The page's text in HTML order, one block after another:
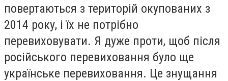
повертаються з територій окупованих з
2014 року, і їх не потрібно
перевиховувати. Я дуже проти, щоб після
російського перевиховання було ще
українське перевиховання. Це знущання